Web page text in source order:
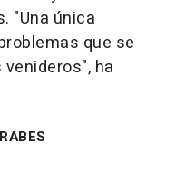
"Una única
que se
ha